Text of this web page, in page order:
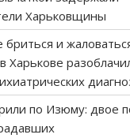
Харьковщины
и
Харькове
по Изюму: двое